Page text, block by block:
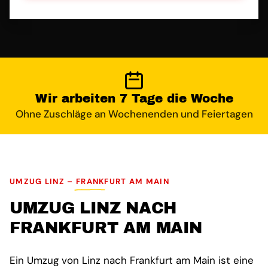
Wir arbeiten 7 Tage die Woche
Ohne Zuschläge an Wochenenden und Feiertagen
UMZUG LINZ – FRANKFURT AM MAIN
UMZUG LINZ NACH
FRANKFURT AM MAIN
Ein Umzug von Linz nach Frankfurt am Main ist eine